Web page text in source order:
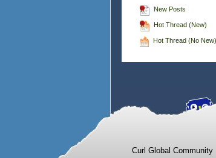
New Posts
Hot Thread (New)
Hot Thread (No New)
Curl Global Community